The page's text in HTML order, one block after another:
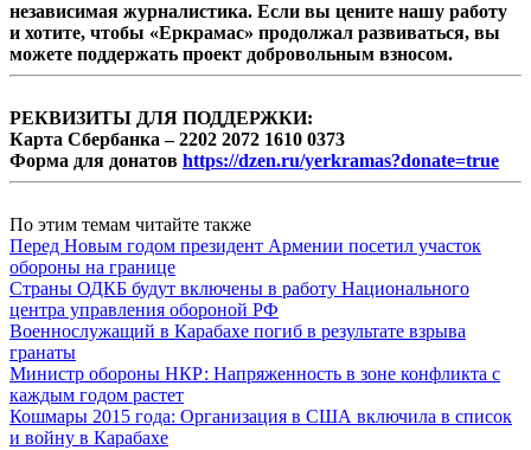
независимая журналистика. Если вы цените нашу работу
и хотите, чтобы «Еркрамас» продолжал развиваться, вы
можете поддержать проект добровольным взносом.
РЕКВИЗИТЫ ДЛЯ ПОДДЕРЖКИ:
Карта Сбербанка – 2202 2072 1610 0373
Форма для донатов https://dzen.ru/yerkramas?donate=true
По этим темам читайте также
Перед Новым годом президент Армении посетил участок
обороны на границе
Страны ОДКБ будут включены в работу Национального
центра управления обороной РФ
Военнослужащий в Карабахе погиб в результате взрыва
гранаты
Министр обороны НКР: Напряженность в зоне конфликта с
каждым годом растет
Кошмары 2015 года: Организация в США включила в список
и войну в Карабахе